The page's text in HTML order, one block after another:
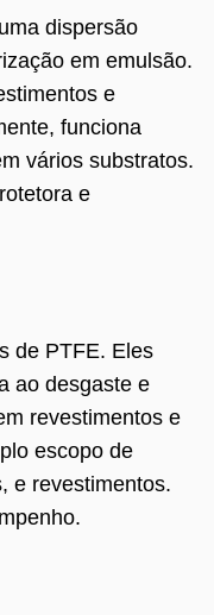
dispersão
em emulsão.
e
funciona
vários substratos.
e
de PTFE. Eles
ao desgaste e
revestimentos e
escopo de
e revestimentos.